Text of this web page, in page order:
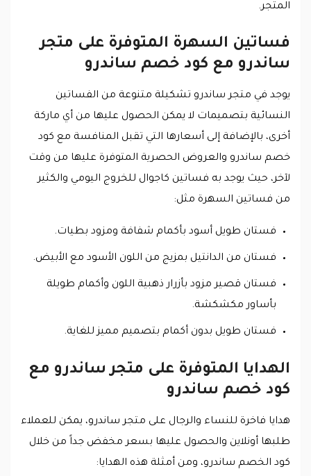
المتجر.
فساتين السهرة المتوفرة على متجر
ساندرو مع كود خصم ساندرو
يوجد في متجر ساندرو تشكيلة متنوعة من الفساتين
النسائية بتصميمات لا يمكن الحصول عليها من أي ماركة
أخرى، بالإضافة إلى أسعارها التي تقبل المنافسة مع كود
خصم ساندرو والعروض الحصرية المتوفرة عليها من وقت
لآخر، حيث يوجد به فساتين كاجوال للخروج اليومي والكثير
من فساتين السهرة مثل:
فستان طويل أسود بأكمام شفافة ومزود بطيات.
فستان من الدانتيل بمزيج من اللون الأسود مع الأبيض.
فستان قصير مزود بأزرار ذهبية اللون وأكمام طويلة
بأساور مكشكشة.
فستان طويل بدون أكمام بتصميم مميز للغاية.
الهدايا المتوفرة على متجر ساندرو مع
كود خصم ساندرو
هدايا فاخرة للنساء والرجال على متجر ساندرو، يمكن للعملاء
طلبها أونلاين والحصول عليها بسعر مخفض جداً من خلال
كود الخصم ساندرو، ومن أمثلة هذه الهدايا: